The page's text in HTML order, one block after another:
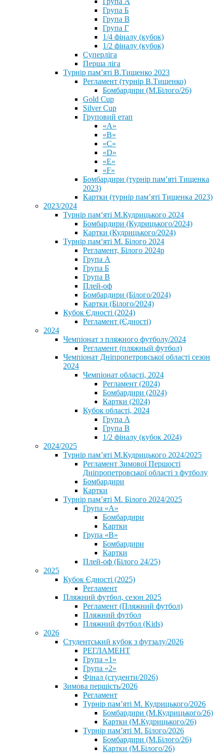
Група Б
Група В
Група Г
1/4 фіналу (кубок)
1/2 фіналу (кубок)
Суперліга
Перша ліга
Турнір пам’яті В.Тищенко 2023
Регламент (турнір В.Тищенко)
Бомбардири (М.Білого/26)
Gold Cup
Silver Cup
Груповий етап
«А»
«В»
«С»
«D»
«Е»
«F»
Бомбардири (турнір пам’яті Тищенка
2023)
Картки (турнір пам’яті Тищенка 2023)
2023/2024
⁨Турнір пам‘яті М.Кудрицького 2024
Бомбардири (Кудрицького/2024)
Картки (Кудрицького/2024)
⁨Турнір пам‘яті М. Білого 2024⁩
Регламент, Білого 2024р
Група А
Група Б
Група В
Плей-оф
Бомбардири (Білого/2024)
Картки (Білого/2024)
Кубок Єдності (2024)
Регламент (Єдності)
2024
Чемпіонат з пляжного футболу/2024
Регламент (пляжный футбол)
Чемпіонат Дніпропетровської області сезон
2024
Чемпіонат області, 2024
Регламент (2024)
Бомбардири (2024)
Картки (2024)
Кубок області, 2024
Група А
Група В
1/2 фіналу (кубок 2024)
2024/2025
Турнір пам’яті М.Кудрицького 2024/2025
Регламент Зимової Першості
Дніпропетровської області з футболу
Бомбардири
Картки
Турнір пам’яті М. Білого 2024/2025
Група «А»
Бомбардири
Картки
Група «В»
Бомбардири
Картки
Плей-оф (Білого 24/25)
2025
Кубок Єдності (2025)
Регламент
Пляжний футбол, сезон 2025
Регламент (Пляжний футбол)
Пляжний футбол
Пляжний футбол (Kids)
2026
Студентський кубок з футзалу/2026
РЕГЛАМЕНТ
Група «1»
Група «2»
Фінал (студенти/2026)
⁨Зимова першість/2026⁩
Регламент
Турнір пам’яті М. Кудрицького/2026
Бомбардири (М.Кудрицького/26)
Картки (М.Кудрицького/26)
Турнір пам’яті М. Білого/2026
Бомбардири (М.Білого/26)
Картки (М.Білого/26)